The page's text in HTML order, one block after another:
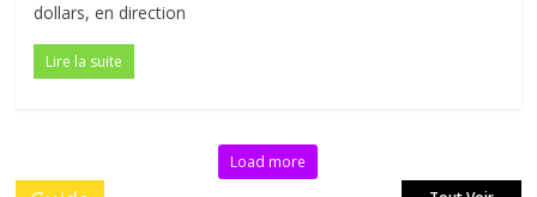
dollars, en direction
Lire la suite
Load more